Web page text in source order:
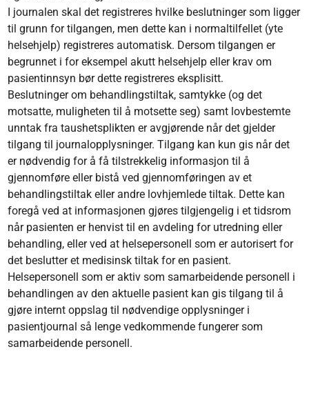
I journalen skal det registreres hvilke beslutninger som ligger
til grunn for tilgangen, men dette kan i normaltilfellet (yte
helsehjelp) registreres automatisk. Dersom tilgangen er
begrunnet i for eksempel akutt helsehjelp eller krav om
pasientinnsyn bør dette registreres eksplisitt.
Beslutninger om behandlingstiltak, samtykke (og det
motsatte, muligheten til å motsette seg) samt lovbestemte
unntak fra taushetsplikten er avgjørende når det gjelder
tilgang til journalopplysninger. Tilgang kan kun gis når det
er nødvendig for å få tilstrekkelig informasjon til å
gjennomføre eller bistå ved gjennomføringen av et
behandlingstiltak eller andre lovhjemlede tiltak. Dette kan
foregå ved at informasjonen gjøres tilgjengelig i et tidsrom
når pasienten er henvist til en avdeling for utredning eller
behandling, eller ved at helsepersonell som er autorisert for
det beslutter et medisinsk tiltak for en pasient.
Helsepersonell som er aktiv som samarbeidende personell i
behandlingen av den aktuelle pasient kan gis tilgang til å
gjøre internt oppslag til nødvendige opplysninger i
pasientjournal så lenge vedkommende fungerer som
samarbeidende personell.